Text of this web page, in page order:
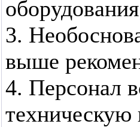
3.
выше
4. Персонал
техническую